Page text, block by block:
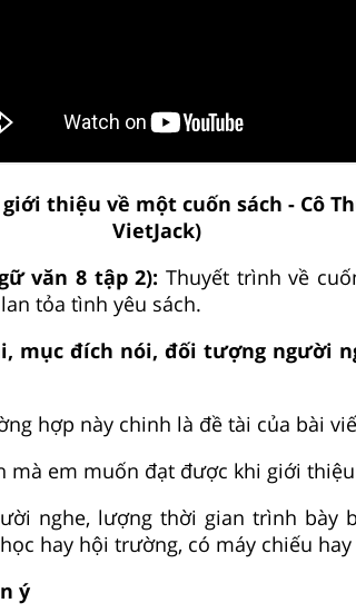
thiệu về một cuốn sách - Cô
VietJack)
văn 8 tập 2): Thuyết trình về
tỏa tình yêu sách.
mục đích nói, đối tượng người
hợp này chinh là đề tài của bài
mà em muốn đạt được khi giới
nghe, lượng thời gian trình bày
hay hội trường, có máy chiếu hay
ý